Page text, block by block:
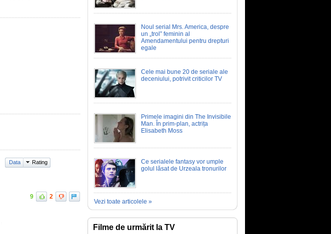
Data Rating
9 2
Noul serial Mrs. America, despre
un „trol” feminin al
Amendamentului pentru drepturi
egale
Cele mai bune 20 de seriale ale
deceniului, potrivit criticilor TV
Primele imagini din The Invisibile
Man. În prim-plan, actrița
Elisabeth Moss
Ce serialele fantasy vor umple
golul lăsat de Urzeala tronurilor
Vezi toate articolele »
Filme de urmărit la TV